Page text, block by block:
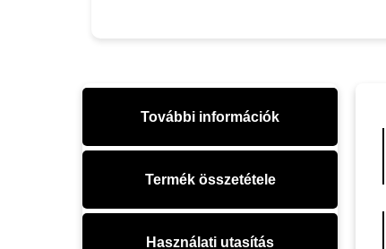
További információk
Termék összetétele
Használati utasítás